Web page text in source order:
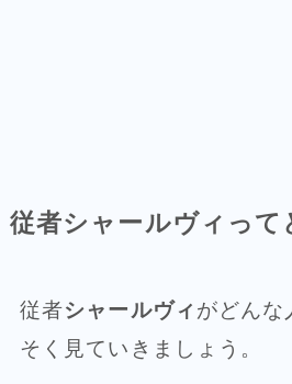
従者シャールヴィって
従者シャールヴィ がどんな
そく見ていきましょう。